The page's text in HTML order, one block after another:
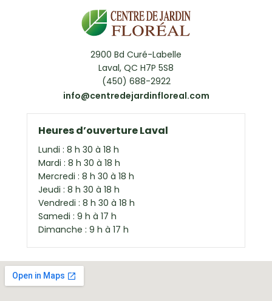
2900 Bd Curé-Labelle
Laval, QC H7P 5S8
(450) 688-2922
info@centredejardinfloreal.com
Heures d’ouverture Laval
Lundi : 8 h 30 à 18 h
Mardi : 8 h 30 à 18 h
Mercredi : 8 h 30 à 18 h
Jeudi : 8 h 30 à 18 h
Vendredi : 8 h 30 à 18 h
Samedi : 9 h à 17 h
Dimanche : 9 h à 17 h